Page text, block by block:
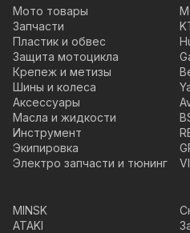
Мото товары
Запчасти
Пластик и обвес
Защита мотоцикла
Крепеж и метизы
Шины и колеса
Аксессуары
Масла и жидкости
Инструмент
Экипировка
Электро запчасти и тюнинг
MINSK
ATAKI